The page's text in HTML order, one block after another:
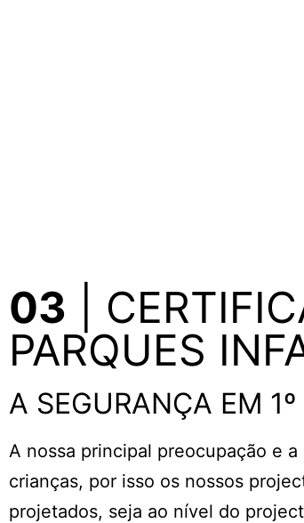
03 |
PARQUES
A SEGURANÇA EM
A nossa principal preocupação e a
crianças, por isso os nossos
projetados, seja ao nível do